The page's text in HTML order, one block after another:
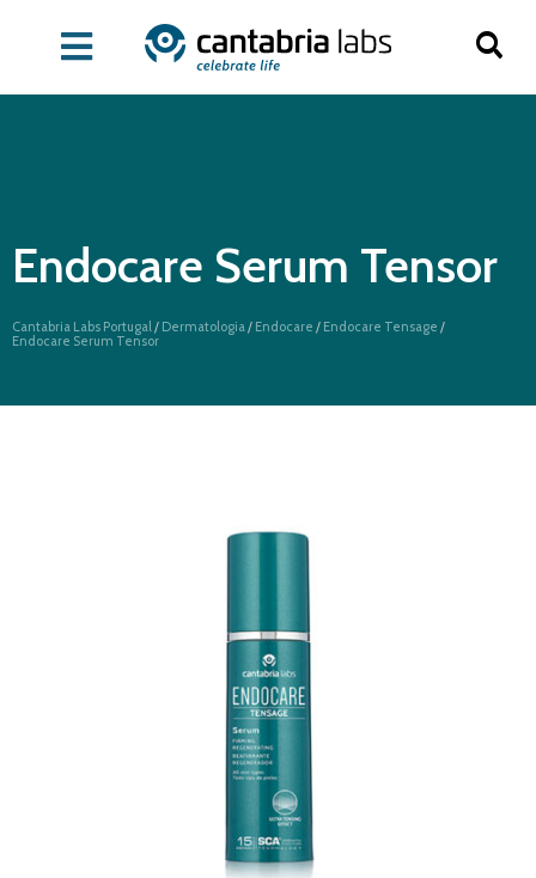
Endocare Serum Tensor
Cantabria Labs Portugal/ Dermatologia/ Endocare / Endocare Tensage /
Endocare Serum Tensor